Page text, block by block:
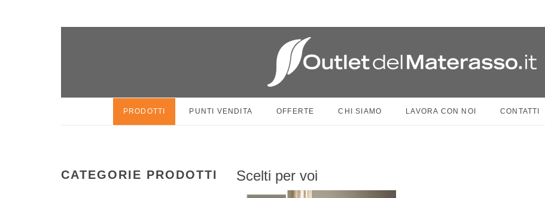
PRODOTTI PUNTI VENDITA OFFERTE CHI SIAMO LAVORA CON NOI CONTATTI
Scelti per voi
CATEGORIE PRODOTTI